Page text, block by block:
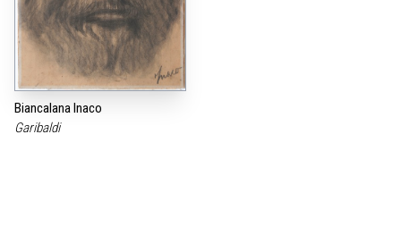
Biancalana Inaco
Garibaldi